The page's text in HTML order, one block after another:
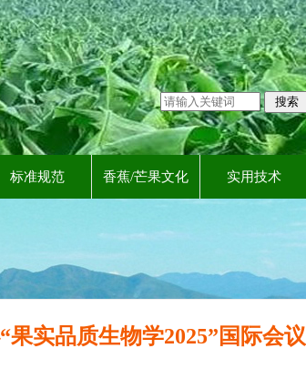
标准规范 香蕉/芒果文化 实用技术
实品质生物学2025”国际会议